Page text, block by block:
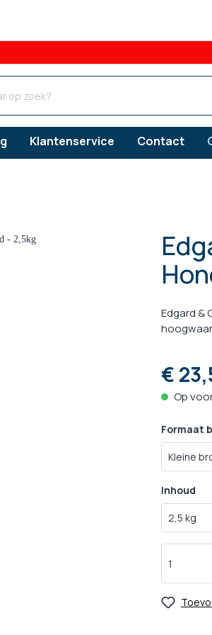
Klantenservice Contact
Verzorgingsproducten
Gebitsverzorging
Oogverzorging
Vachtverzorging
Kalmeringsmiddelen
Edgard &
€
Op
Formaat
Inhoud